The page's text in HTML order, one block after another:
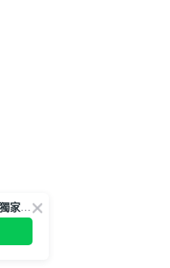
📢綁定官LINE不定期享獨家優惠券